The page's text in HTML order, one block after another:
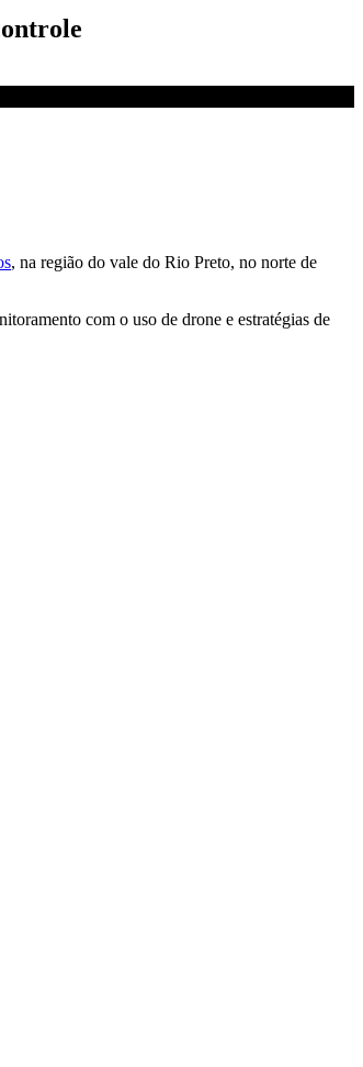
, na região do vale do Rio Preto, no norte de
com o uso de drone e estratégias de